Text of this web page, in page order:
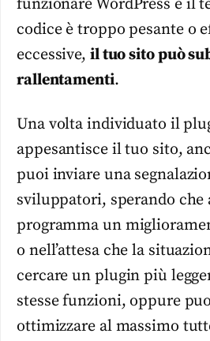
funzionare WordPress e il
codice è troppo pesante o
eccessive, il tuo sito può
rallentamenti.
Una volta individuato il
appesantisce il tuo sito,
puoi inviare una
sviluppatori, sperando che
programma un
o nell’attesa che la
cercare un plugin più
stesse funzioni, oppure
ottimizzare al massimo